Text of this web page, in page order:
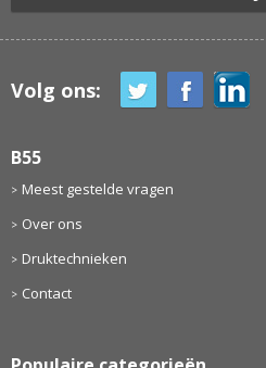
Volg ons:
B55
Meest gestelde vragen
Over ons
Druktechnieken
Contact